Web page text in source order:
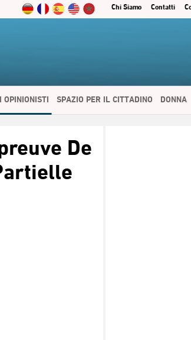
Contatti
Chi Siamo
OPINIONISTI SPAZIO PER IL CITTADINO DONNA
De